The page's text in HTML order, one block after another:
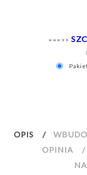
===>>
OPIS
OPINIA